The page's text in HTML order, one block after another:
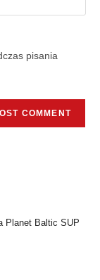
pisania
Planet Baltic SUP